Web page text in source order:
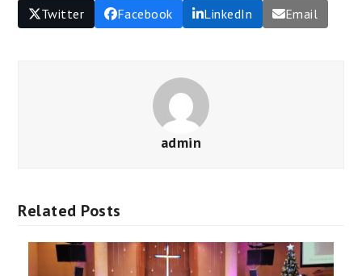
Twitter Facebook LinkedIn Email
admin
Related Posts